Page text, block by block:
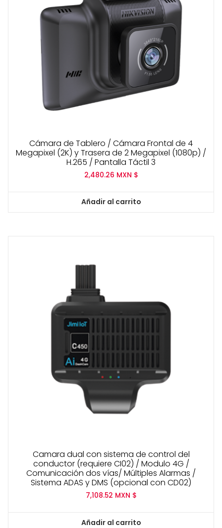
Cámara de Tablero / Cámara Frontal de 4
Megapixel (2K) y Trasera de 2 Megapixel (1080p) /
H.265 / Pantalla Táctil 3
2,480.26 MXN $
Añadir al carrito
Camara dual con sistema de control del
conductor (requiere CI02) / Modulo 4G /
Comunicación dos vías/ Múltiples Alarmas /
Sistema ADAS y DMS (opcional con CD02)
7,108.52 MXN $
Añadir al carrito